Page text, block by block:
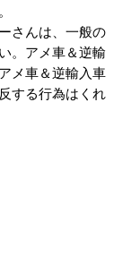
さんは、一般の
。アメ車＆逆輸
メ車＆逆輸入車
する行為はくれ